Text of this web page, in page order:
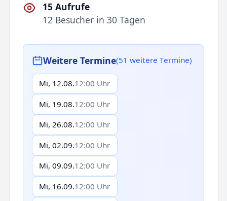
15 Aufrufe
12 Besucher in 30 Tagen
Weitere Termine(51 weitere Termine)
Mi, 12.08.12:00 Uhr
Mi, 19.08.12:00 Uhr
Mi, 26.08.12:00 Uhr
Mi, 02.09.12:00 Uhr
Mi, 09.09.12:00 Uhr
Mi, 16.09.12:00 Uhr